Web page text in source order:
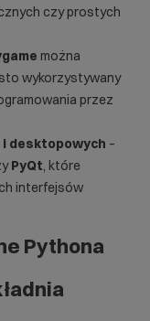
czy prostych
można
wykorzystywany
przez
desktopowych –
PyQt, które
interfejsów
Pythona